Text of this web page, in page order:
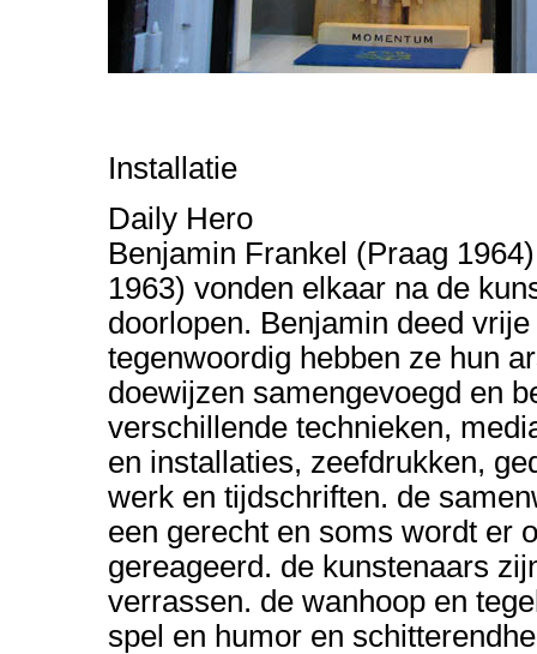
Installatie
Daily Hero
Benjamin Frankel (Praag
1963) vonden elkaar na de
doorlopen. Benjamin deed
tegenwoordig hebben ze hun
doewijzen samengevoegd en
verschillende technieken,
en installaties, zeefdrukken,
werk en tijdschriften. de
een gerecht en soms wordt er
gereageerd. de kunstenaars
verrassen. de wanhoop en
spel en humor en